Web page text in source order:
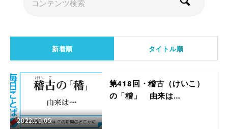
新着順 タイトル順
2022.09.05
第418回・稽古（けいこ）
の「稽」 由来は…